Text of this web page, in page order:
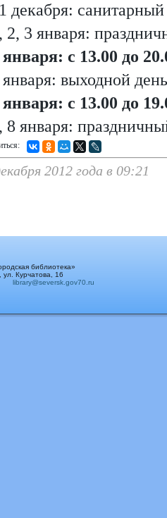
декабря:
2, 3 января:
с 13.00 до
января: выходной
с 13.00 до
8 января:
2012 года в 09:21
библиотека»
Курчатова, 16
library@seversk.gov70.ru